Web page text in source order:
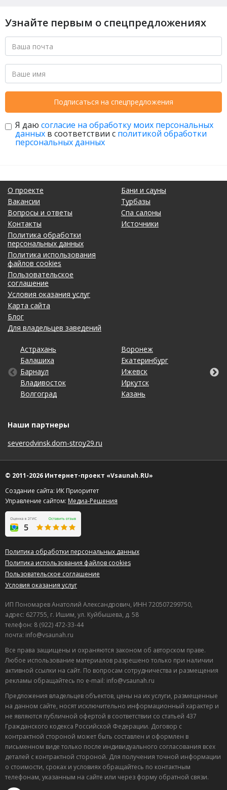
Узнайте первым о спецпредложениях
Подписаться на спецпредложения
Я даю согласие на обработку моих персональных
данных в соответствии с политикой обработки
персональных данных
О проекте
Вакансии
Вопросы и ответы
Контакты
Политика обработки
персональных данных
Политика использования
файлов cookies
Пользовательское
соглашение
Условия оказания услуг
Карта сайта
Блог
Для владельцев заведений
Бани и сауны
Турбазы
Спа салоны
Источники
Астрахань
Балашиха
Барнаул
Владивосток
Волгоград
Воронеж
Екатеринбург
Ижевск
Иркутск
Казань
Калининград
Кемерово
Киров
Краснодар
Красноярск
Липецк
Махачкала
Москва
Набережные Челны
Нижний Новгород
Новосибирск
Омск
Оренбург
Пенза
Пермь
Ростов-на-Дону
Рязань
Самара
Санкт-Петербург
Саратов
Ставрополь
Тольятти
Томск
Тула
Тюмень
Ульяновск
Уфа
Хабаровск
Чебоксары
Челябинск
Ярославль
Наши партнеры
severodvinsk.dom-stroy29.ru
© 2011-2026 Интернет-проект «Vsaunah.RU»
Создание сайта: ИК Приоритет
Управление сайтом: Медиа-Решения
Политика обработки персональных данных
Политика использования файлов cookies
Пользовательское соглашение
Условия оказания услуг
ИП Пономарев Анатолий Александрович, ИНН 720507299750,
адрес: 627755, г. Ишим, ул. Куйбышева, д. 58
телефон: 8 (922) 472-33-44
почта: info@vsaunah.ru
Все права защищены и охраняются законом об авторском праве.
Любое использование материалов разрешено только при наличии
активной ссылки на сайт. По вопросам сотрудничества и размещения
рекламы обращайтесь по e-mail: info@vsaunah.ru
Предложения владельцев объектов, цены на их услуги, размещенные
на данном сайте, носят исключительно информационный характер и
не являются публичной офертой в соответствии со статьей 437
Гражданского кодекса Российской Федерации. Договор с
контрактной стороной может быть составлен и оформлен в
письменном виде только после индивидуального согласования всех
деталей с контрактной стороной. Для получения точной информации
о стоимости, сроках и условиях обращайтесь по контактным
телефонам, указанным на сайте или через форму обратной связи.